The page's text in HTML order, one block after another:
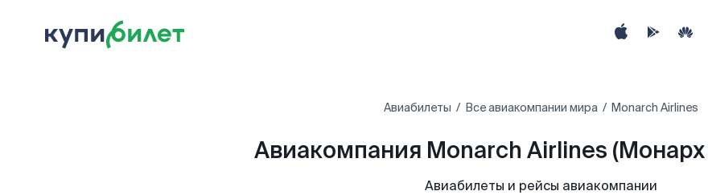
Авиабилеты Все авиакомпании мира Monarch Airlines
Авиакомпания Monarch Airlines
Авиабилеты и рейсы авиакомпании